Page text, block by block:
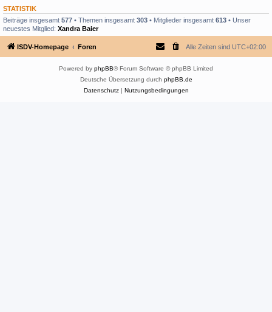
STATISTIK
Beiträge insgesamt 577 • Themen insgesamt 303 • Mitglieder insgesamt 613 • Unser
neuestes Mitglied: Xandra Baier
ISDV-Homepage Foren Alle Zeiten sind UTC+02:00
Powered by phpBB® Forum Software © phpBB Limited
Deutsche Übersetzung durch phpBB.de
Datenschutz| Nutzungsbedingungen